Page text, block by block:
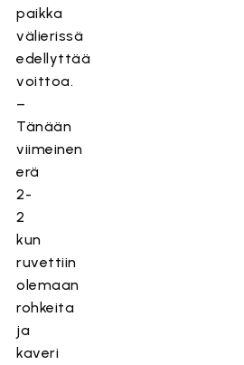
paikka
välierissä
edellyttää
voittoa.
–
Tänään
viimeinen
erä
2-
2
kun
ruvettiin
olemaan
rohkeita
ja
kaveri